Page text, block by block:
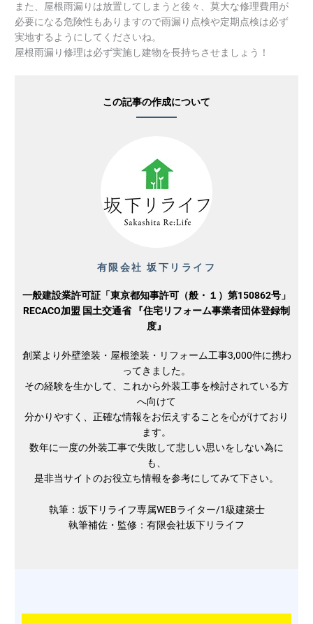
また、屋根雨漏りは放置してしまうと後々、莫大な修理費用が
必要になる危険性もありますので雨漏り点検や定期点検は必ず
実地するようにしてくださいね。
屋根雨漏り修理は必ず実施し建物を長持ちさせましょう！
この記事の作成について
有限会社 坂下リライフ
一般建設業許可証「東京都知事許可（般・１）第150862号」
RECACO加盟 国土交通省 『住宅リフォーム事業者団体登録制
度』
創業より外壁塗装・屋根塗装・リフォーム工事3,000件に携わ
ってきました。
その経験を生かして、これから外装工事を検討されている方
へ向けて
分かりやすく、正確な情報をお伝えすることを心がけており
ます。
数年に一度の外装工事で失敗して悲しい思いをしない為に
も、
是非当サイトのお役立ち情報を参考にしてみて下さい。
執筆：坂下リライフ専属WEBライター/1級建築士
執筆補佐・監修：有限会社坂下リライフ